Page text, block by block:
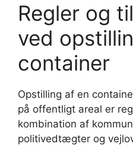
Regler og
ved
container
Opstilling af en
på offentligt areal er
kombination af
politivedtægter og